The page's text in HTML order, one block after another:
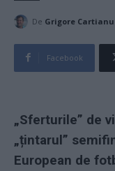
De Grigore Cartianu
Facebook
„Sferturile” de
„țintarul”
European de